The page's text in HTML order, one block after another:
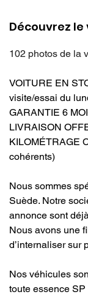
Découvrez le
102 photos de la
VOITURE EN
visite/essai du
GARANTIE 6
LIVRAISON
KILOMÉTRAGE
cohérents)
Nous sommes
Suède. Notre
annonce sont
Nous avons une
d’internaliser sur
Nos véhicules
toute essence